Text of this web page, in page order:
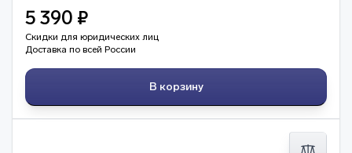
5 390 ₽
Скидки для юридических лиц
Доставка по всей России
В корзину